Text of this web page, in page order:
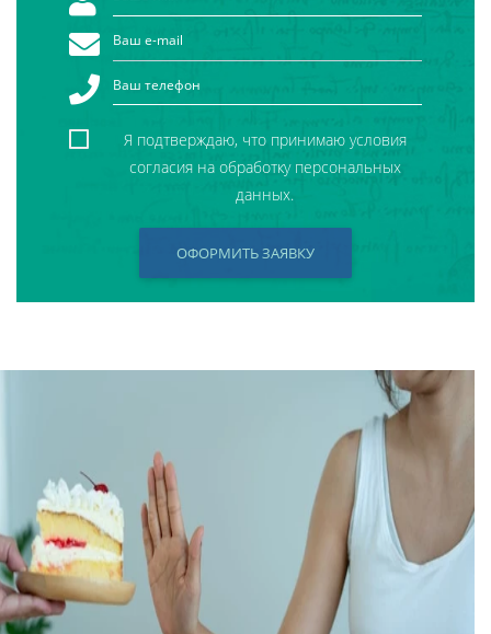
Я подтверждаю, что принимаю условия
согласия на обработку персональных
данных.
ОФОРМИТЬ ЗАЯВКУ